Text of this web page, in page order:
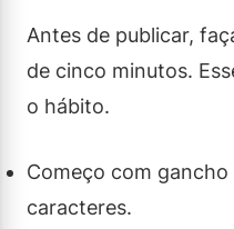
Antes de publicar,
de cinco minutos.
o hábito.
Começo com
caracteres.